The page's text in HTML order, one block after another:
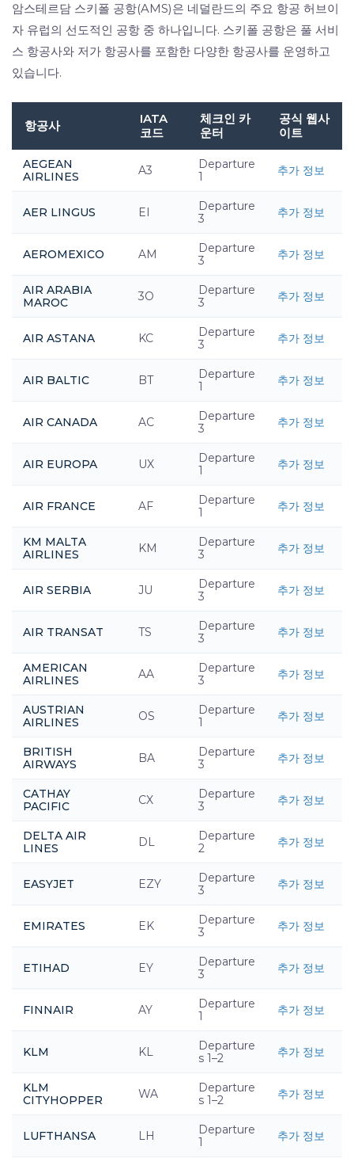
암스테르담 스키폴 공항(AMS)은 네덜란드의 주요 항공 허브이
자 유럽의 선도적인 공항 중 하나입니다. 스키폴 공항은 풀 서비
스 항공사와 저가 항공사를 포함한 다양한 항공사를 운영하고
있습니다.
항공사
IATA
코드
체크인 카
운터
공식 웹사
이트
AEGEAN
AIRLINES
A3
Departure
1
추가 정보
AER LINGUS EI
Departure
3
추가 정보
AEROMEXICO AM
Departure
3
추가 정보
AIR ARABIA
MAROC
3O
Departure
3
추가 정보
AIR ASTANA KC
Departure
3
추가 정보
AIR BALTIC BT
Departure
1
추가 정보
AIR CANADA AC
Departure
3
추가 정보
AIR EUROPA UX
Departure
1
추가 정보
AIR FRANCE AF
Departure
1
추가 정보
KM MALTA
AIRLINES
KM
Departure
3
추가 정보
AIR SERBIA JU
Departure
3
추가 정보
AIR TRANSAT TS
Departure
3
추가 정보
AMERICAN
AIRLINES
AA
Departure
3
추가 정보
AUSTRIAN
AIRLINES
OS
Departure
1
추가 정보
BRITISH
AIRWAYS
BA
Departure
3
추가 정보
CATHAY
PACIFIC
CX
Departure
3
추가 정보
DELTA AIR
LINES
DL
Departure
2
추가 정보
EASYJET EZY
Departure
3
추가 정보
EMIRATES EK
Departure
3
추가 정보
ETIHAD EY
Departure
3
추가 정보
FINNAIR AY
Departure
1
추가 정보
KLM KL
Departure
s 1–2
추가 정보
KLM
CITYHOPPER
WA
Departure
s 1–2
추가 정보
LUFTHANSA LH
Departure
1
추가 정보